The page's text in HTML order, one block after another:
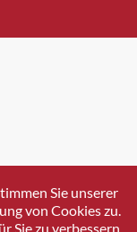
Sie unserer
von Cookies zu.
Sie zu verbessern.